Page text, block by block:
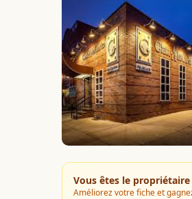
Vous êtes le propriétaire
Améliorez votre fiche et